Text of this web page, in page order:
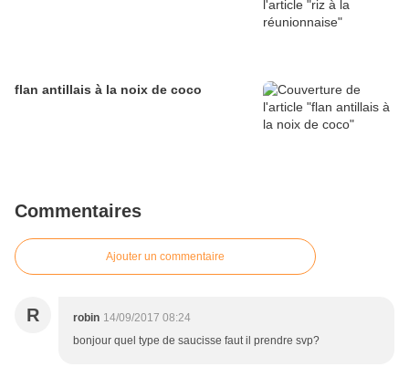
flan antillais à la noix de coco
Commentaires
Ajouter un commentaire
R robin 14/09/2017 08:24
bonjour quel type de saucisse faut il prendre svp?